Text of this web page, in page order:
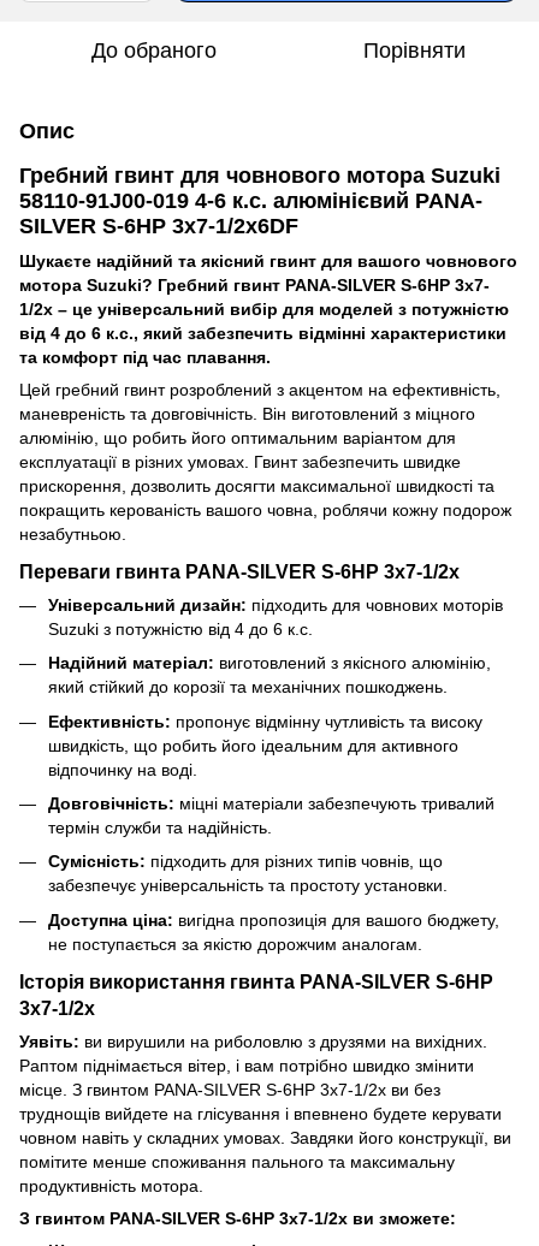
До обраного Порівняти
Опис
Гребний гвинт для човнового мотора Suzuki
58110-91J00-019 4-6 к.с. алюмінієвий PANA-
SILVER S-6HP 3x7-1/2x6DF
Шукаєте надійний та якісний гвинт для вашого човнового
мотора Suzuki? Гребний гвинт PANA-SILVER S-6HP 3x7-
1/2x – це універсальний вибір для моделей з потужністю
від 4 до 6 к.с., який забезпечить відмінні характеристики
та комфорт під час плавання.
Цей гребний гвинт розроблений з акцентом на ефективність,
маневреність та довговічність. Він виготовлений з міцного
алюмінію, що робить його оптимальним варіантом для
експлуатації в різних умовах. Гвинт забезпечить швидке
прискорення, дозволить досягти максимальної швидкості та
покращить керованість вашого човна, роблячи кожну подорож
незабутньою.
Переваги гвинта PANA-SILVER S-6HP 3x7-1/2x
Універсальний дизайн: підходить для човнових моторів
Suzuki з потужністю від 4 до 6 к.с.
Надійний матеріал: виготовлений з якісного алюмінію,
який стійкий до корозії та механічних пошкоджень.
Ефективність: пропонує відмінну чутливість та високу
швидкість, що робить його ідеальним для активного
відпочинку на воді.
Довговічність: міцні матеріали забезпечують тривалий
термін служби та надійність.
Сумісність: підходить для різних типів човнів, що
забезпечує універсальність та простоту установки.
Доступна ціна: вигідна пропозиція для вашого бюджету,
не поступається за якістю дорожчим аналогам.
Історія використання гвинта PANA-SILVER S-6HP
3x7-1/2x
Уявіть: ви вирушили на риболовлю з друзями на вихідних.
Раптом піднімається вітер, і вам потрібно швидко змінити
місце. З гвинтом PANA-SILVER S-6HP 3x7-1/2x ви без
труднощів вийдете на глісування і впевнено будете керувати
човном навіть у складних умовах. Завдяки його конструкції, ви
помітите менше споживання пального та максимальну
продуктивність мотора.
З гвинтом PANA-SILVER S-6HP 3x7-1/2x ви зможете: